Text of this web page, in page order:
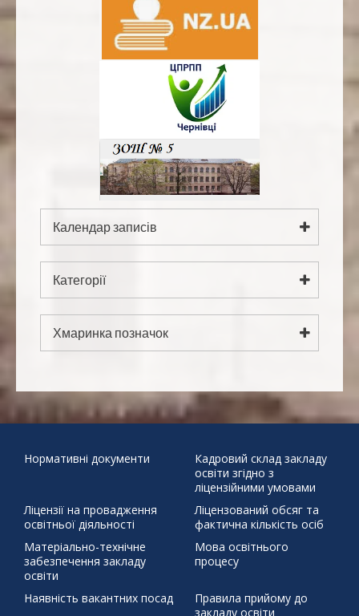
Календар записів
Серпень 2026
Пн Вт
Нд
3
4 5
9
10
11 12 13 14 15
16
24
25 26 27 28 29
30
Категорії
Категорії
Хмаринка позначок
додому" Бабин Яр Великдень
День української
життя Святий Миколай ЦЕЙ ДЕНЬ В ІСТОРІЇ 30 березня 1392 р.
демонстраційний урок захист проєктів
писанка
профорієнтація тиждень права
Нормативні документи
Кадровий склад закладу
освіти згідно з
ліцензійними умовами
Ліцензії на провадження
освітньої діяльності
Ліцензований обсяг та
фактична кількість осіб
Матеріально-технічне
забезпечення закладу
освіти
Мова освітнього
процесу
Наявність вакантних посад
Правила прийому до
закладу освіти